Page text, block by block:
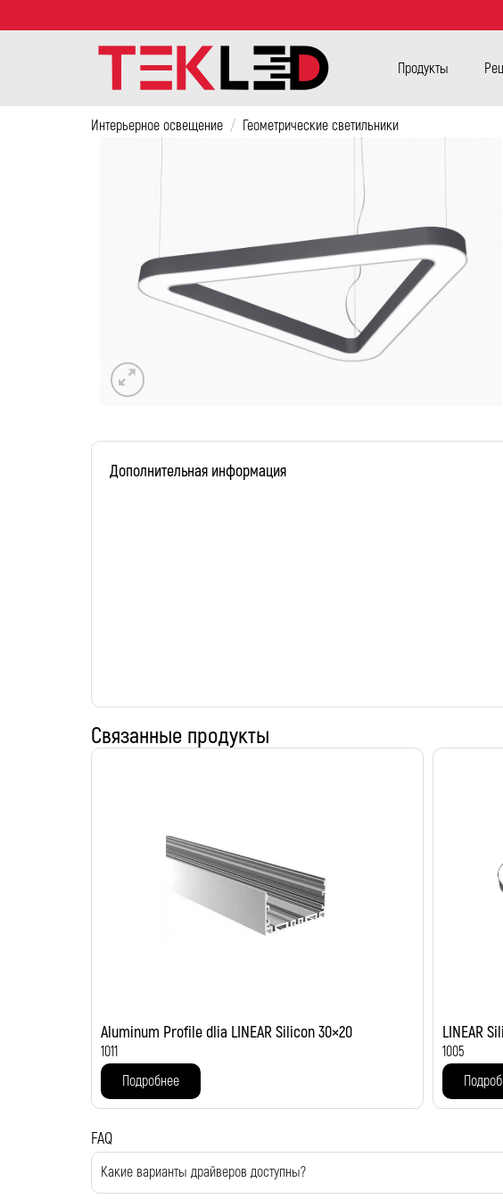
Продукты
Интерьерное освещение / Геометрические светильники
Дополнительная информация
Связанные продукты
Aluminum Profile dlia LINEAR Silicon 30×20
1011
Подробнее
LINEAR
1005
FAQ
Какие варианты драйверов доступны?